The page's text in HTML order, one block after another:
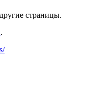
страницы.
.